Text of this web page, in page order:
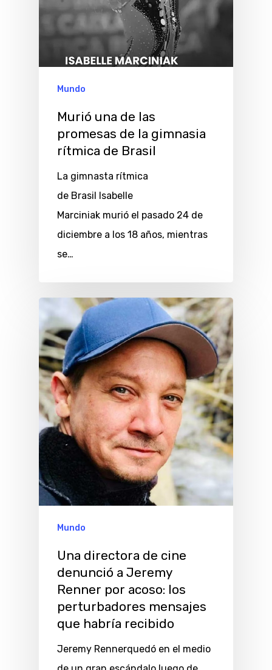
Mundo
Murió una de las
promesas de la gimnasia
rítmica de Brasil
La gimnasta rítmica
de Brasil Isabelle
Marciniak murió el pasado 24 de
diciembre a los 18 años, mientras
se…
Mundo
Una directora de cine
denunció a Jeremy
Renner por acoso: los
perturbadores mensajes
que habría recibido
Jeremy Rennerquedó en el medio